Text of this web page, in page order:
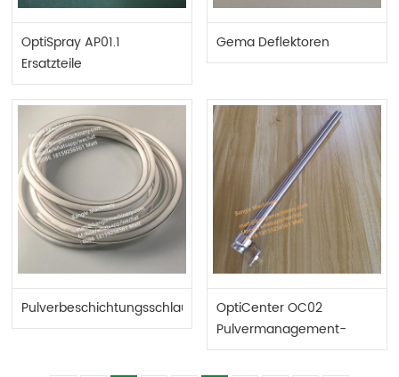
OptiSpray AP01.1
Ersatzteile
Gema Deflektoren
Pulverbeschichtungsschlauch
OptiCenter OC02
Pulvermanagement-
Center Ersatzteile